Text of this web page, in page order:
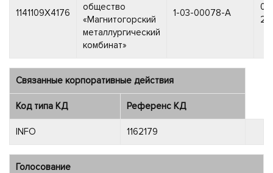
1141109X4176
общество
«Магнитогорский
металлургический
комбинат»
1-03-00078-A
05
Связанные корпоративные действия
Код типа КД Референс КД
INFO 1162179
Голосование